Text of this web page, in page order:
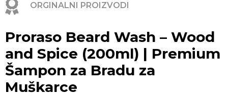
ORGINALNI PROIZVODI
Proraso Beard Wash – Wood
and Spice (200ml) | Premium
Šampon za Bradu za
Muškarce